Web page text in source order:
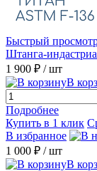
Быстрый
Штанга-
1 900 ₽ / шт
В
Подробнее
Купить в 1 клик
В избранное
1 000 ₽ / шт
В